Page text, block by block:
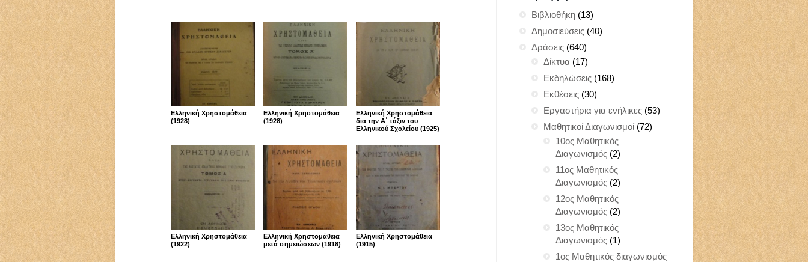
Ελληνική Χρηστομάθεια
(1928)
Ελληνική Χρηστομάθεια
(1928)
Ελληνική Χρηστομάθεια
δια την Α΄ τάξιν του
Ελληνικού Σχολείου (1925)
Ελληνική Χρηστομάθεια
(1922)
Ελληνική Χρηστομάθεια
μετά σημειώσεων (1918)
Ελληνική Χρηστομάθεια
(1915)
Βιβλιοθήκη (13)
Δημοσιεύσεις (40)
Δράσεις (640)
Δίκτυα (17)
Εκδηλώσεις (168)
Εκθέσεις (30)
Εργαστήρια για ενήλικες (53)
Μαθητικοί Διαγωνισμοί (72)
10ος Μαθητικός
Διαγωνισμός (2)
11ος Μαθητικός
Διαγωνισμός (2)
12ος Μαθητικός
Διαγωνισμός (2)
13ος Μαθητικός
Διαγωνισμός (1)
1ος Μαθητικός διαγωνισμός